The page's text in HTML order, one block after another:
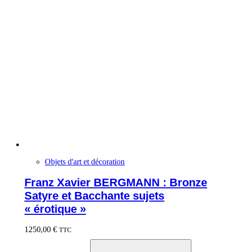
Objets d'art et décoration
Franz Xavier BERGMANN : Bronze
Satyre et Bacchante sujets
« érotique »
1250,00 € TTC